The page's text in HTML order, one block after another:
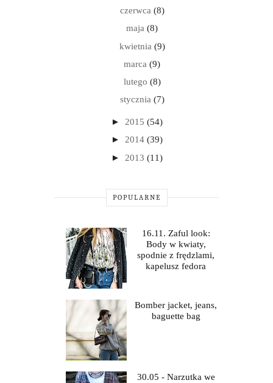
czerwca (8)
maja (8)
kwietnia (9)
marca (9)
lutego (8)
stycznia (7)
► 2015 (54)
► 2014 (39)
► 2013 (11)
POPULARNE
16.11. Zaful look:
Body w kwiaty,
spodnie z frędzlami,
kapelusz fedora
Bomber jacket, jeans,
baguette bag
30.05 - Narzutka we